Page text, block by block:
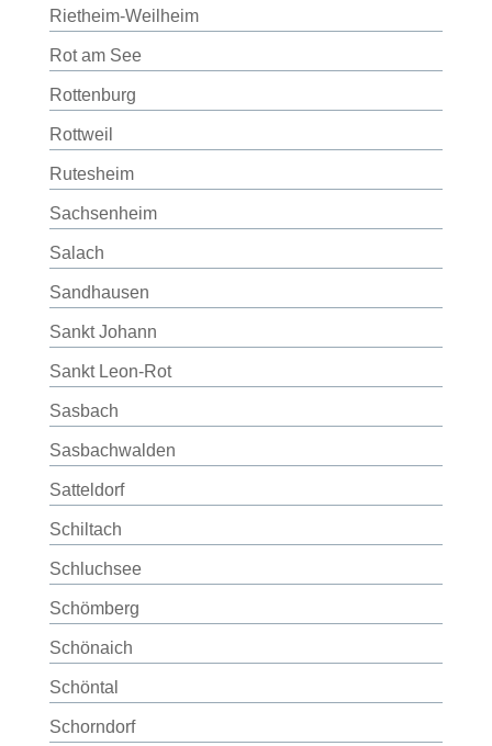
Rietheim-Weilheim
Rot am See
Rottenburg
Rottweil
Rutesheim
Sachsenheim
Salach
Sandhausen
Sankt Johann
Sankt Leon-Rot
Sasbach
Sasbachwalden
Satteldorf
Schiltach
Schluchsee
Schömberg
Schönaich
Schöntal
Schorndorf